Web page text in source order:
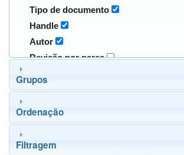
Tipo de documento
Handle
Autor
Revisão por pares
Grupos
Ordenação
Filtragem